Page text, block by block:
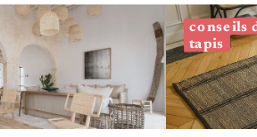
conseils
tapis